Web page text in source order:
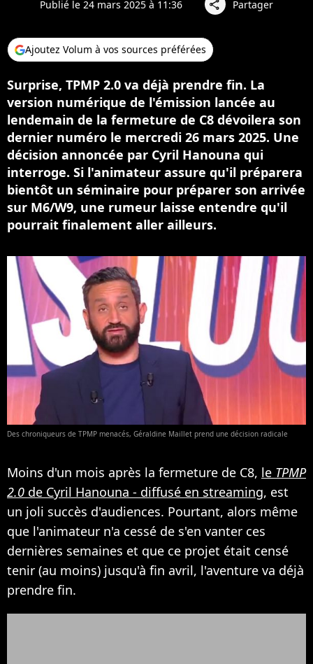
Publié le 24 mars 2025 à 11:36 share Partager
Ajoutez Volum à vos sources préférées
Surprise, TPMP 2.0 va déjà prendre fin. La
version numérique de l'émission lancée au
lendemain de la fermeture de C8 dévoilera son
dernier numéro le mercredi 26 mars 2025. Une
décision annoncée par Cyril Hanouna qui
interroge. Si l'animateur assure qu'il préparera
bientôt un séminaire pour préparer son arrivée
sur M6/W9, une rumeur laisse entendre qu'il
pourrait finalement aller ailleurs.
Des chroniqueurs de TPMP menacés, Géraldine Maillet prend une décision radicale
Moins d'un mois après la fermeture de C8, le TPMP
2.0 de Cyril Hanouna - diffusé en streaming, est
un joli succès d'audiences. Pourtant, alors même
que l'animateur n'a cessé de s'en vanter ces
dernières semaines et que ce projet était censé
tenir (au moins) jusqu'à fin avril, l'aventure va déjà
prendre fin.